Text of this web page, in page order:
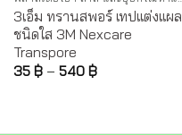
3เอ็ม ทรานสพอร์ เทปแต่งแผล
ชนิดใส 3M Nexcare
Transpore
35 ฿– 540 ฿